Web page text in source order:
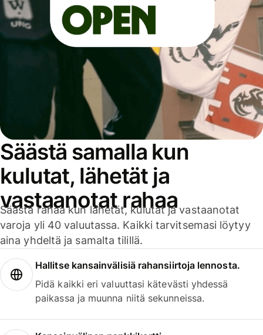
Säästä samalla kun
kulutat, lähetät ja
vastaanotat rahaa
Säästä rahaa kun lähetät, kulutat ja vastaanotat
varoja yli 40 valuutassa. Kaikki tarvitsemasi löytyy
aina yhdeltä ja samalta tilillä.
Hallitse kansainvälisiä rahansiirtoja lennosta.
Pidä kaikki eri valuuttasi kätevästi yhdessä
paikassa ja muunna niitä sekunneissa.